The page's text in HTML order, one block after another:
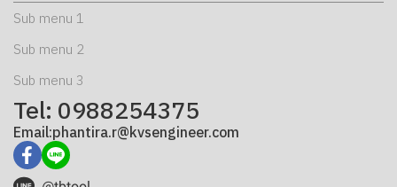
Sub menu 1
Sub menu 2
Sub menu 3
Tel: 0988254375
Email:phantira.r@kvsengineer.com